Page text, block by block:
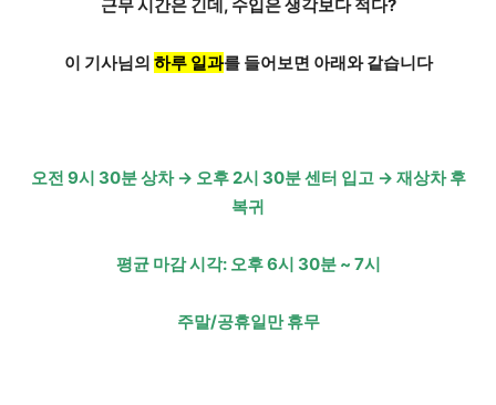
근무 시간은 긴데, 수입은 생각보다 적다?
이 기사님의 하루 일과를 들어보면 아래와 같습니다
오전 9시 30분 상차 → 오후 2시 30분 센터 입고 → 재상차 후
복귀
평균 마감 시각: 오후 6시 30분 ~ 7시
주말/공휴일만 휴무